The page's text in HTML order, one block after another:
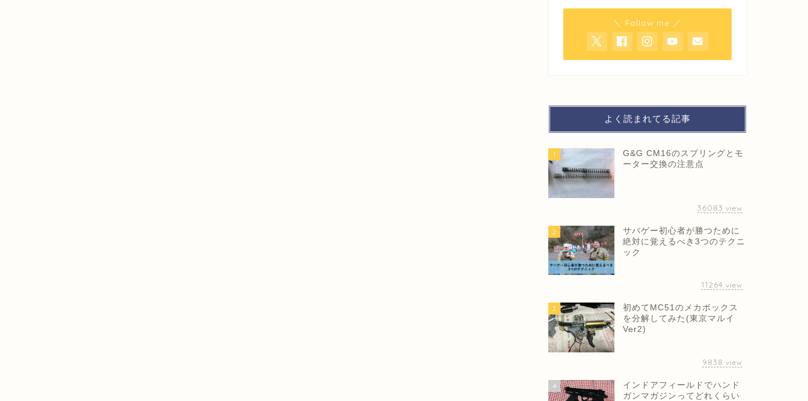
＼ Follow me ／
よく読まれてる記事
1
G&G CM16のスプリングとモ
ーター交換の注意点
36083 view
2
サバゲー初心者が勝つために
絶対に覚えるべき3つのテクニ
ック
11264 view
3
初めてMC51のメカボックス
を分解してみた(東京マルイ
Ver2)
9838 view
4
インドアフィールドでハンド
ガンマガジンってどれくらい